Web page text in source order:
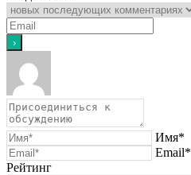
Имя*
Email*
Рейтинг